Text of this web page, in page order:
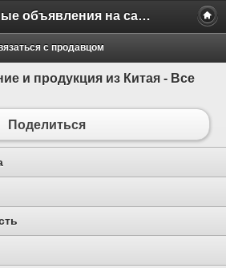
Бесплатные объявления на сайте MILAMO.ru
с продавцом
и продукция из Китая - Все
Поделиться